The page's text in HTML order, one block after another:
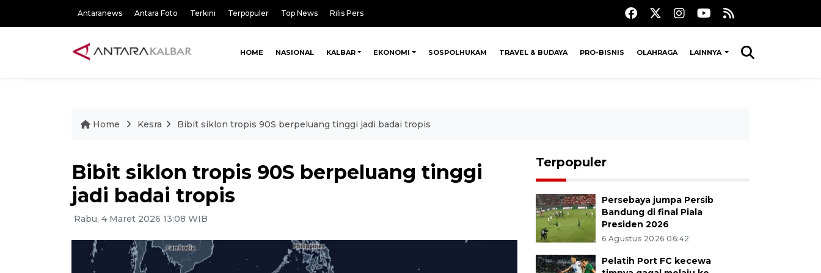
Antaranews Antara Foto Terkini Terpopuler Top News Rilis Pers
HOME NASIONAL KALBAR EKONOMI SOSPOLHUKAM TRAVEL & BUDAYA PRO-BISNIS OLAHRAGA LAINNYA
Home Kesra Bibit siklon tropis 90S berpeluang tinggi jadi badai tropis
Bibit siklon tropis 90S berpeluang tinggi
jadi badai tropis
Rabu, 4 Maret 2026 13:08 WIB
Terpopuler
Persebaya jumpa Persib
Bandung di final Piala
Presiden 2026
6 Agustus 2026 06:42
Pelatih Port FC kecewa